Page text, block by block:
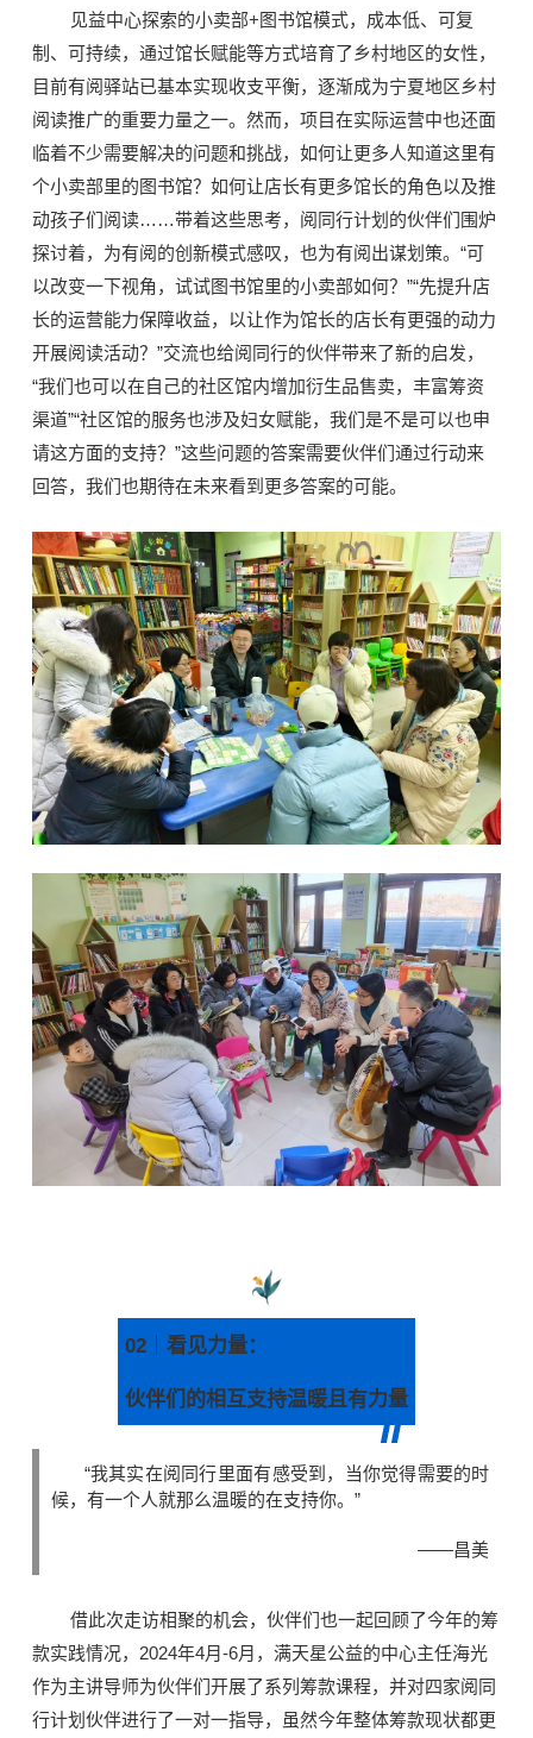
见益中心探索的小卖部+图书馆模式，成本低、可复
制、可持续，通过馆长赋能等方式培育了乡村地区的女性，
目前有阅驿站已基本实现收支平衡，逐渐成为宁夏地区乡村
阅读推广的重要力量之一。然而，项目在实际运营中也还面
临着不少需要解决的问题和挑战，如何让更多人知道这里有
个小卖部里的图书馆？如何让店长有更多馆长的角色以及推
动孩子们阅读……带着这些思考，阅同行计划的伙伴们围炉
探讨着，为有阅的创新模式感叹，也为有阅出谋划策。“可
以改变一下视角，试试图书馆里的小卖部如何？”“先提升店
长的运营能力保障收益，以让作为馆长的店长有更强的动力
开展阅读活动？”交流也给阅同行的伙伴带来了新的启发，
“我们也可以在自己的社区馆内增加衍生品售卖，丰富筹资
渠道”“社区馆的服务也涉及妇女赋能，我们是不是可以也申
请这方面的支持？”这些问题的答案需要伙伴们通过行动来
回答，我们也期待在未来看到更多答案的可能。
02 看见力量：
伙伴们的相互支持温暖且有力量
“我其实在阅同行里面有感受到，当你觉得需要的时
候，有一个人就那么温暖的在支持你。”
——昌美
借此次走访相聚的机会，伙伴们也一起回顾了今年的筹
款实践情况，2024年4月-6月，满天星公益的中心主任海光
作为主讲导师为伙伴们开展了系列筹款课程，并对四家阅同
行计划伙伴进行了一对一指导，虽然今年整体筹款现状都更